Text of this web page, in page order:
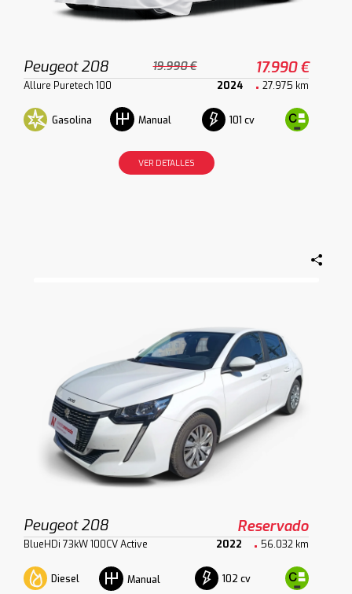
Peugeot 208 19.990 € 17.990 €
Allure Puretech 100 2024 27.975 km
Gasolina Manual 101 cv
VER DETALLES
Peugeot 208 Reservado
BlueHDi 73kW 100CV Active 2022 56.032 km
Diesel Manual 102 cv